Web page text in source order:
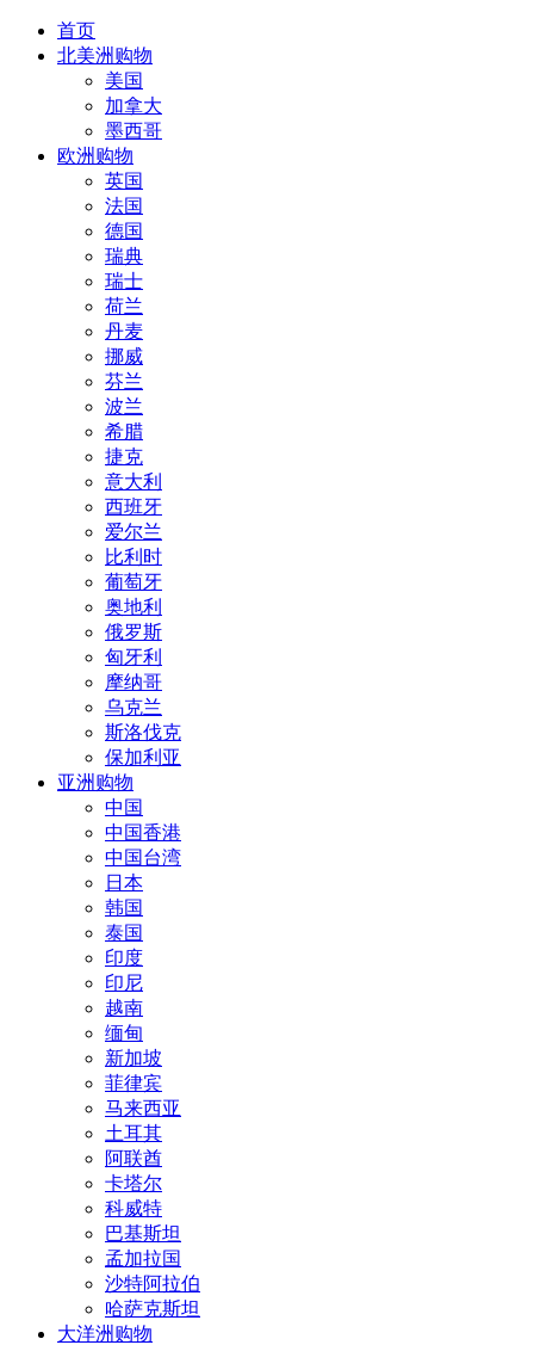
首页
北美洲购物
美国
加拿大
墨西哥
欧洲购物
英国
法国
德国
瑞典
瑞士
荷兰
丹麦
挪威
芬兰
波兰
希腊
捷克
意大利
西班牙
爱尔兰
比利时
葡萄牙
奥地利
俄罗斯
匈牙利
摩纳哥
乌克兰
斯洛伐克
保加利亚
亚洲购物
中国
中国香港
中国台湾
日本
韩国
泰国
印度
印尼
越南
缅甸
新加坡
菲律宾
马来西亚
土耳其
阿联酋
卡塔尔
科威特
巴基斯坦
孟加拉国
沙特阿拉伯
哈萨克斯坦
大洋洲购物